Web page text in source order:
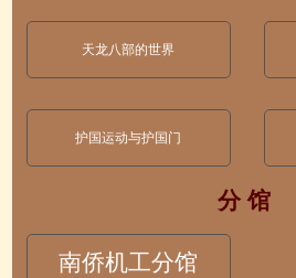
天龙八部的世界
护国运动与护国门
分 馆
南侨机工分馆